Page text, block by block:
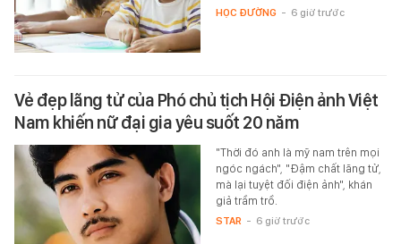
HỌC ĐƯỜNG - 6 giờ trước
Vẻ đẹp lãng tử của Phó chủ tịch Hội Điện ảnh Việt
Nam khiến nữ đại gia yêu suốt 20 năm
"Thời đó anh là mỹ nam trên mọi
ngóc ngách", "Đậm chất lãng tử,
mà lại tuyệt đối điện ảnh", khán
giả trầm trồ.
STAR - 6 giờ trước